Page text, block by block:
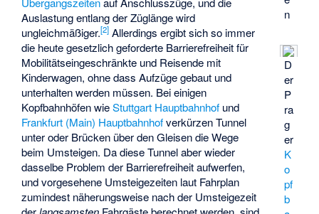
n
D
er
P
ra
g
er
K
o
pf
b
Auslastung entlang der Züglänge wird
ungleichmäßiger.[2] Allerdings ergibt sich so immer
die heute gesetzlich geforderte Barrierefreiheit für
Mobilitätseingeschränkte und Reisende mit
Kinderwagen, ohne dass Aufzüge gebaut und
unterhalten werden müssen. Bei einigen
Kopfbahnhöfen wieStuttgart Hauptbahnhof und
Frankfurt (Main) Hauptbahnhofverkürzen Tunnel
unter oder Brücken über den Gleisen die Wege
beim Umsteigen. Da diese Tunnel aber wieder
dasselbe Problem der Barrierefreiheit aufwerfen,
und vorgesehene Umsteigezeiten laut Fahrplan
zumindest näherungsweise nach der Umsteigezeit